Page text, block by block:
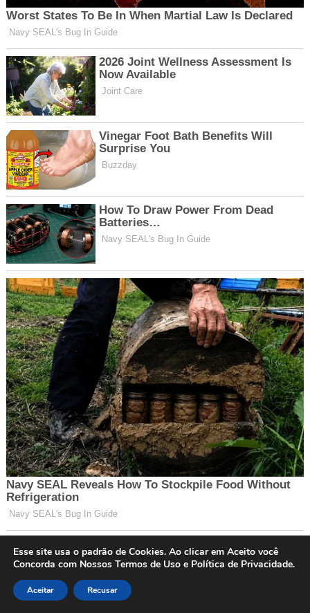
Esse site usa o padrão de Cookies. Ao clicar em Aceito você
Concorda com Nossos Termos de Uso e Política de Privacidade.
Aceitar Recusar